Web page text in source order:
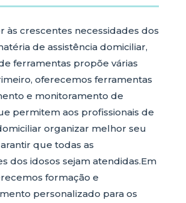
às crescentes necessidades dos
de assistência domiciliar,
ferramentas propõe várias
oferecemos ferramentas
e monitoramento de
permitem aos profissionais de
organizar melhor seu
que todas as
dos idosos sejam atendidas.Em
formação e
personalizado para os